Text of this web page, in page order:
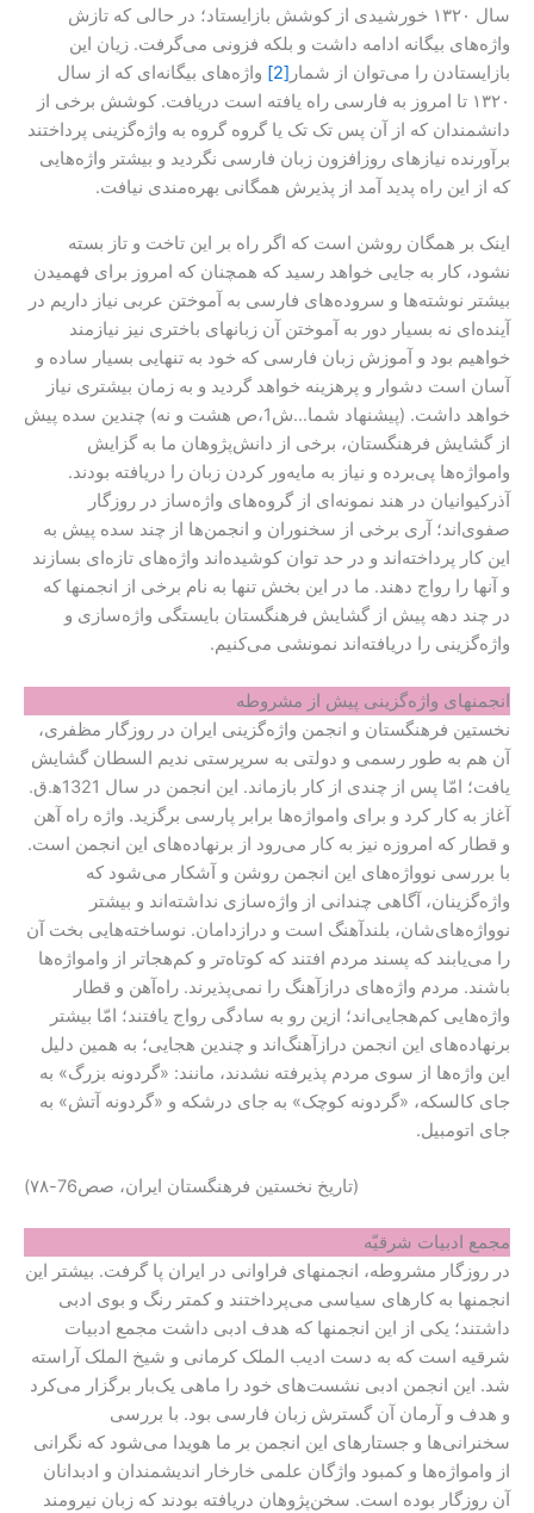
سال ۱۳۲۰ خورشیدی از کوشش بازایستاد؛ در حالی که تازش
واژه‌های بیگانه ادامه داشت و بلکه فزونی می‌گرفت. زیان این
بازایستادن را می‌توان از شمار [2]
واژه‌های بیگانه‌ای که از سال
۱۳۲۰ تا امروز به فارسی راه یافته است دریافت. کوشش برخی از
دانشمندان که از آن پس تک تک یا گروه گروه به واژه‌گزینی پرداختند
برآورنده نیازهای روزافزون زبان فارسی نگردید و بیشتر واژه‌هایی
که از این راه پدید آمد از پذیرش همگانی بهره‌مندی نیافت.
اینک بر همگان روشن است که اگر راه بر این تاخت و تاز بسته
نشود، کار به جایی خواهد رسید که همچنان که امروز برای فهمیدن
بیشتر نوشته‌ها و سروده‌های فارسی به آموختن عربی نیاز داریم در
آینده‌ای نه بسیار دور به آموختن آن زبانهای باختری نیز نیازمند
خواهیم بود و آموزش زبان فارسی که خود به تنهایی بسیار ساده و
آسان است دشوار و پرهزینه خواهد گردید و به زمان بیشتری نیاز
خواهد داشت. (پیشنهاد شما…ش1،ص هشت و نه) چندین سده پیش
از گشایش فرهنگستان، برخی از دانش‌پژوهان ما به گزایش
وامواژه‌ها پی‌برده و نیاز به مایه‌ور کردن زبان را دریافته بودند.
آذرکیوانیان در هند نمونه‌ای از گروه‌های واژه‌ساز در روزگار
صفوی‌اند؛ آری برخی از سخنوران و انجمن‌ها از چند سده پیش به
این کار پرداخته‌اند و در حد توان کوشیده‌اند واژه‌های تازه‌ای بسازند
و آنها را رواج دهند. ما در این بخش تنها به نام برخی از انجمنها که
در چند دهه پیش از گشایش فرهنگستان بایستگی واژه‌سازی و
واژه‌گزینی را دریافته‌اند نمونشی می‌کنیم.
انجمنهای واژه‌گزینی پیش از مشروطه
نخستین فرهنگستان و انجمن واژه‌گزینی ایران در روزگار مظفری،
آن هم به طور رسمی و دولتی به سرپرستی ندیم السطان گشایش
یافت؛ امّا پس از چندی از کار بازماند. این انجمن در سال 1321ﮬ.ق.
آغاز به کار کرد و برای وامواژه‌ها برابر پارسی برگزید. واژه راه آهن
و قطار که امروزه نیز به کار می‌رود از برنهاده‌های این انجمن است.
با بررسی نوواژه‌های این انجمن روشن و آشکار می‌شود که
واژه‌گزینان، آگاهی چندانی از واژه‌سازی نداشته‌اند و بیشتر
نوواژه‌های‌شان، بلندآهنگ است و درازدامان. نوساخته‌هایی بخت آن
را می‌یابند که ‌پسند مردم افتند که کوتاه‌تر و کم‌هجاتر از وامواژه‌ها
باشند. مردم واژه‌های درازآهنگ را نمی‌پذیرند. راه‌آهن و قطار
واژه‌هایی کم‌هجایی‌اند؛ ازین رو به سادگی رواج یافتند؛ امّا بیشتر
برنهاده‌های این انجمن درازآهنگ‌اند و چندین هجایی؛ به همین دلیل
این واژه‌ها از سوی مردم پذیرفته نشدند، مانند: «گردونه بزرگ» به
جای کالسکه، «گردونه کوچک» به جای درشکه و «گردونه آتش» به
جای اتومبیل.
(ت‍اری‍خ‌ ن‍خس‍ت‍ی‍ن‌ ف‍رهن‍گ‍س‍ت‍ان‌ ای‍ران‌، صص76-۷۸)
مجمع ادبیات شرقیّه
در روزگار مشروطه، انجمنهای فراوانی در ایران پا گرفت. بیشتر این
انجمنها به کارهای سیاسی می‌پرداختند و کمتر رنگ و بوی ادبی
داشتند؛ یکی از این انجمنها که هدف ادبی داشت مجمع ادبیات
شرقیه است که به دست ادیب الملک کرمانی و شیخ الملک آراسته
شد. این انجمن ادبی نشست‌های خود را ماهی یک‌بار برگزار می‌کرد
و هدف و آرمان آن گسترش زبان فارسی بود. با بررسی
سخنرانی‌ها و جستارهای این انجمن بر ما هویدا می‌شود که نگرانی
از وامواژه‌ها و کمبود واژگان علمی خارخار اندیشمندان و ادبدانان
آن روزگار بوده است. سخن‌پژوهان دریافته بودند که زبان نیرومند